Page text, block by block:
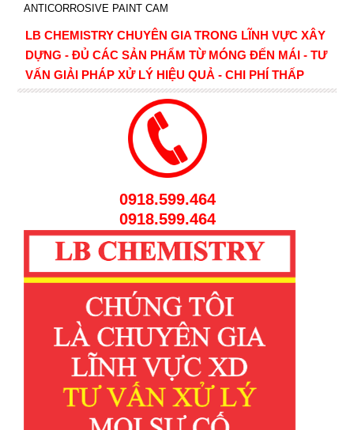
ANTICORROSIVE PAINT CAM
LB CHEMISTRY CHUYÊN GIA TRONG LĨNH VỰC XÂY
DỰNG - ĐỦ CÁC SẢN PHẨM TỪ MÓNG ĐẾN MÁI - TƯ
VẤN GIẢI PHÁP XỬ LÝ HIỆU QUẢ - CHI PHÍ THẤP
0918.599.464
0918.599.464